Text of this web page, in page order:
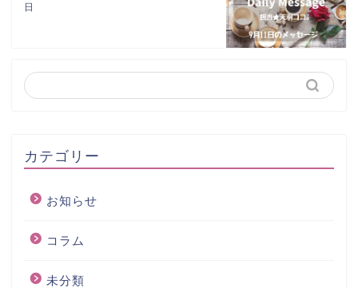
日
カテゴリー
お知らせ
コラム
未分類